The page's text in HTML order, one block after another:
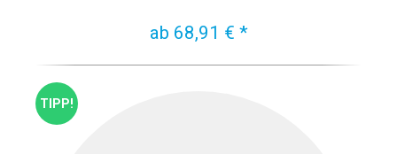
ab 68,91 € *
TIPP!